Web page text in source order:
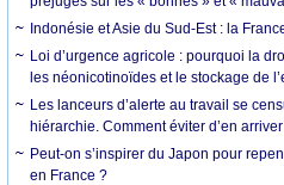
Indonésie et Asie du Sud-Est : la
Loi d’urgence agricole : pourquoi la
les néonicotinoïdes et le stockage de
Les lanceurs d’alerte au travail se
hiérarchie. Comment éviter d’en
Peut-on s’inspirer du Japon pour
en France ?